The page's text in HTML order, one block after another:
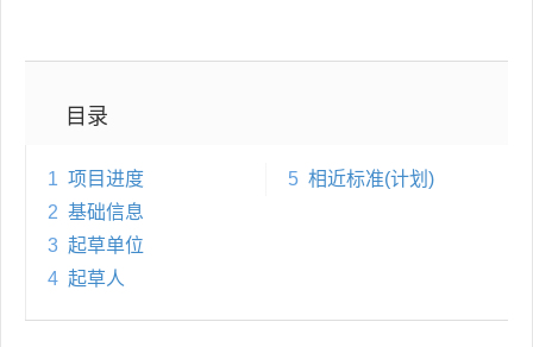
目录
1 项目进度
2 基础信息
3 起草单位
4 起草人
5 相近标准(计划)